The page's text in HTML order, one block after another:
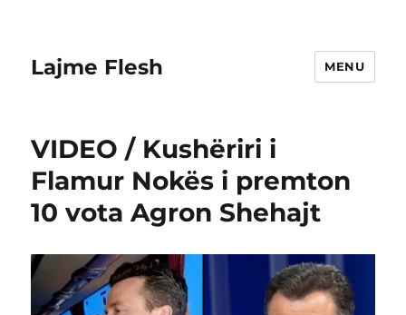
Lajme Flesh MENU
VIDEO / Kushëriri i
Flamur Nokës i premton
10 vota Agron Shehajt